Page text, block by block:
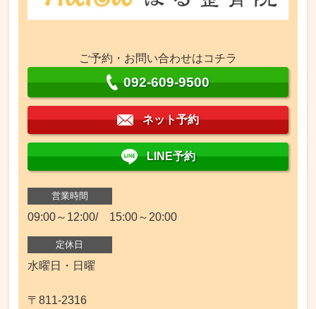
ご予約・お問い合わせはコチラ
092-609-9500
ネット予約
LINE予約
営業時間
09:00～12:00/ 15:00～20:00
定休日
水曜日・日曜
〒811-2316